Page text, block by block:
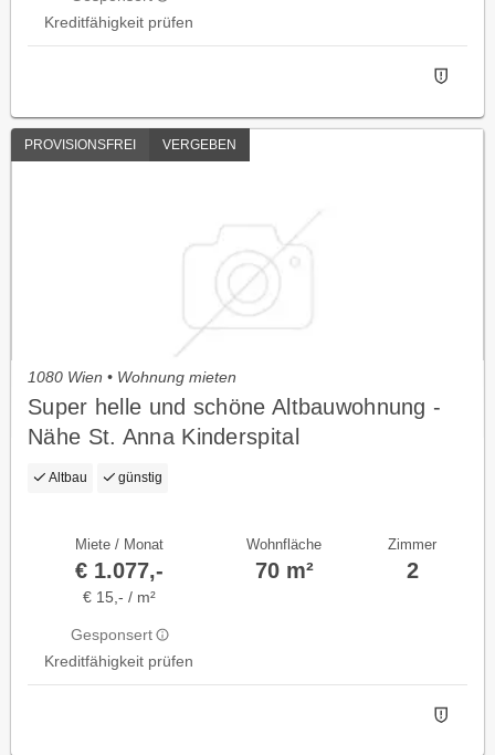
Kreditfähigkeit prüfen
PROVISIONSFREI VERGEBEN
1080 Wien • Wohnung mieten
Super helle und schöne Altbauwohnung -
Nähe St. Anna Kinderspital
Altbau günstig
Miete / Monat
€ 1.077,-
€ 15,- / m²
Gesponsert
Kreditfähigkeit prüfen
Wohnfläche
70 m²
Zimmer
2